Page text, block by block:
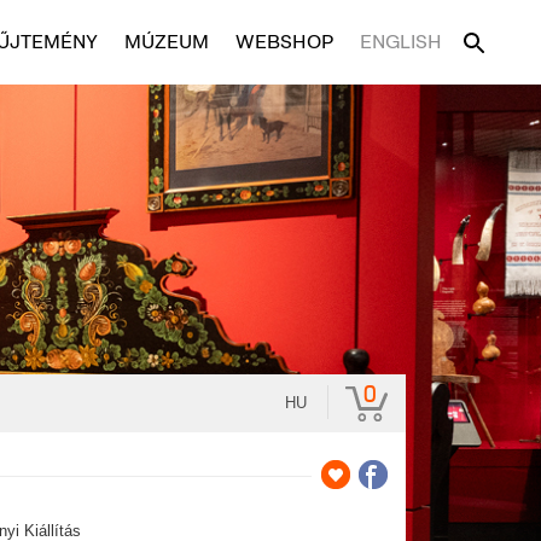
MÚZEUM WEBSHOP ENGLISH
HU 0